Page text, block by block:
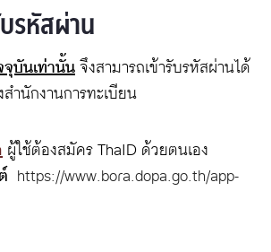
รหัสผ่าน
บันเท่านั้นจึงสามารถเข้ารับรหัสผ่านได้
ำนักงานการทะเบียน
ผู้ใช้ต้องสมัคร ThaID ด้วยตนเอง
https://www.bora.dopa.go.th/app-